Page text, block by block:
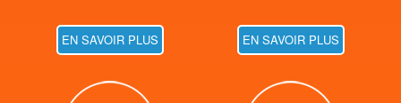
EN SAVOIR PLUS EN SAVOIR PLUS